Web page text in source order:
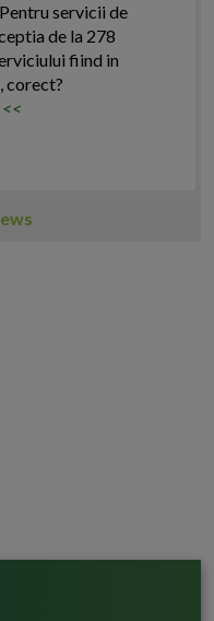
servicii de
de la 278
fiind in
corect?
<<